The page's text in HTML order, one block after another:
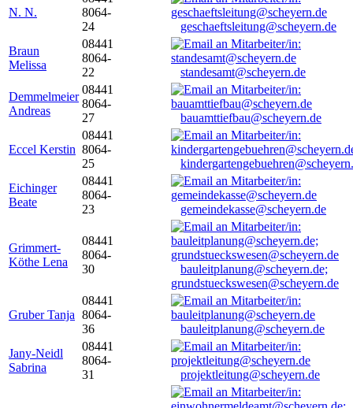
N. N.
8064-
24
geschaeftsleitung@scheyern.de
Braun
Melissa
08441
8064-
22
standesamt@scheyern.de
Demmelmeier
Andreas
08441
8064-
27
bauamttiefbau@scheyern.de
Eccel Kerstin
08441
8064-
25
Eichinger
Beate
08441
8064-
23
gemeindekasse@scheyern.de
Grimmert-
Köthe Lena
08441
8064-
30
bauleitplanung@scheyern.de;
grundstueckswesen@scheyern.de
Gruber Tanja
08441
8064-
36
bauleitplanung@scheyern.de
Jany-Neidl
Sabrina
08441
8064-
31
projektleitung@scheyern.de